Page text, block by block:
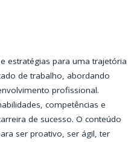
estratégias para uma trajetória
de trabalho, abordando
profissional.
competências e
de sucesso. O conteúdo
ser proativo, ser ágil, ter